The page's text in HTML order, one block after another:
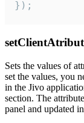
});
Sets the values ​​of
set the values, you
in the Jivo
section. The
panel and updated